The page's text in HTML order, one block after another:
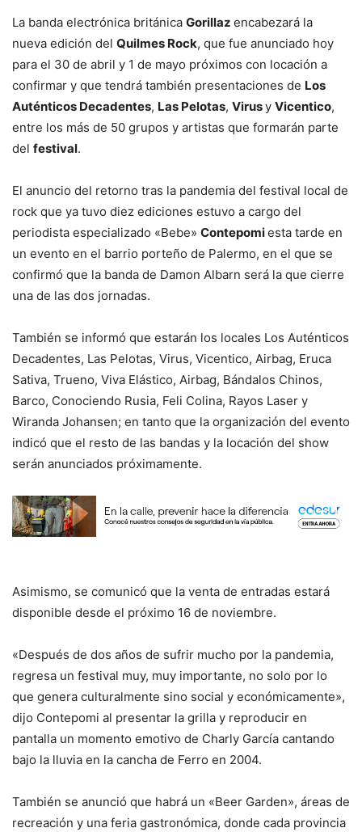
La banda electrónica británica Gorillaz encabezará la
nueva edición del Quilmes Rock, que fue anunciado hoy
para el 30 de abril y 1 de mayo próximos con locación a
confirmar y que tendrá también presentaciones de Los
Auténticos Decadentes, Las Pelotas, Virusy Vicentico,
entre los más de 50 grupos y artistas que formarán parte
del festival.
El anuncio del retorno tras la pandemia del festival local de
rock que ya tuvo diez ediciones estuvo a cargo del
periodista especializado «Bebe» Contepomiesta tarde en
un evento en el barrio porteño de Palermo, en el que se
confirmó que la banda de Damon Albarn será la que cierre
una de las dos jornadas.
También se informó que estarán los locales Los Auténticos
Decadentes, Las Pelotas, Virus, Vicentico, Airbag, Eruca
Sativa, Trueno, Viva Elástico, Airbag, Bándalos Chinos,
Barco, Conociendo Rusia, Feli Colina, Rayos Laser y
Wiranda Johansen; en tanto que la organización del evento
indicó que el resto de las bandas y la locación del show
serán anunciados próximamente.
Asimismo, se comunicó que la venta de entradas estará
disponible desde el próximo 16 de noviembre.
«Después de dos años de sufrir mucho por la pandemia,
regresa un festival muy, muy importante, no solo por lo
que genera culturalmente sino social y económicamente»,
dijo Contepomi al presentar la grilla y reproducir en
pantalla un momento emotivo de Charly García cantando
bajo la lluvia en la cancha de Ferro en 2004.
También se anunció que habrá un «Beer Garden», áreas de
recreación y una feria gastronómica, donde cada provincia